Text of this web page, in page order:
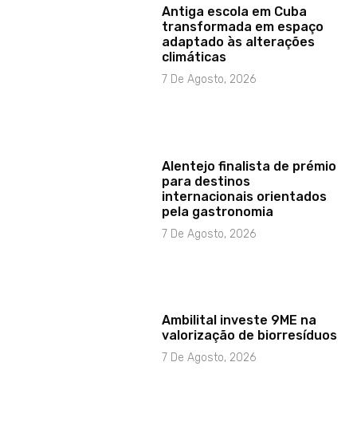
Antiga escola em Cuba
transformada em espaço
adaptado às alterações
climáticas
7 De Agosto, 2026
Alentejo finalista de prémio
para destinos
internacionais orientados
pela gastronomia
7 De Agosto, 2026
Ambilital investe 9ME na
valorização de biorresíduos
7 De Agosto, 2026